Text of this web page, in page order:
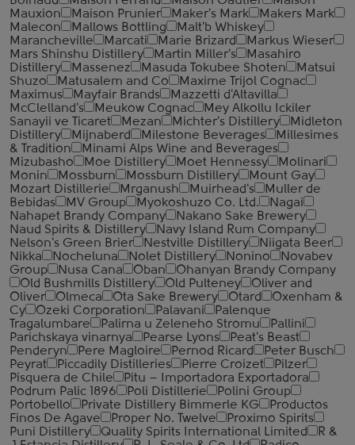
Mauxion
Maison Prunier Maker's Mark
Makers Mark
Malecon
Mallows Bottling
Malt'b Whiskey
Marancheville
Marcati Marie Brizard
Markus Wieser
Mars Shinshu Distillery
Martin Miller's
Masahiro
Distillery
Massenez Masuda Tokubee Shoten
Matsui
Shuzo
Matusalem and Co
Maxime Trijol Cognac
Maximus
Mayfair Brands
Mazzetti d'Altavilla
McClelland's
Meukow Cognac
Mey Alkollu Ickiler
Sanayii ve Ticaret
Mezan Michter's Distillery
Midleton
Distillery
Mijnaberd Milestone Beverages
Millesimes
& Tradition
Minami Alps Wine and Beverages
Mizubasho
Moe Distillery Moet Hennessy
Molinari
Monin
Mossburn Mossburn Distillery
Mount Gay
Mozart Distillerie
Mrganush Muirhead's
Muller de
Bebidas
MV Group Myokoshuzo Co. Ltd.
Nagai
Nahapet Brandy Company
Nakano Sake Brewery
Naud Spirits & Distillery
Navy Island Rum Company
Nelson's Green Brier
Nestville Distillery
Niigata Beer
Nikka
Nocheluna Nolet Distillery Nonino
Novabev
Group
Nusa Cana Oban
Ohanyan Brandy Company
Old Bushmills Distillery
Old Pulteney
Oliver and
Oliver
Olmeca Ota Sake Brewery Otard
Oxenham &
Cy
Ozeki Corporation Palavani
Palenque
Tragalumbare
Palirna u Zeleneho Stromu
Pallini
Parichskaya vinarnya
Pearse Lyons
Peat's Beast
Penderyn
Pere Magloire Pernod Ricard
Peter Busch
Peyrat
Piccadily Distilleries Pierre Croizet
Pilzer
Pisquera de Chile
Pitu – Importadora Exportadora
Podrum Palic 1896
Poli Distillerie
Polini Group
Portobello
Private Distillery Bimmerle KG
Productos
Finos De Agave
Proper No. Twelve
Proximo Spirits
Puni Distillery
Quality Spirits International Limited
R &